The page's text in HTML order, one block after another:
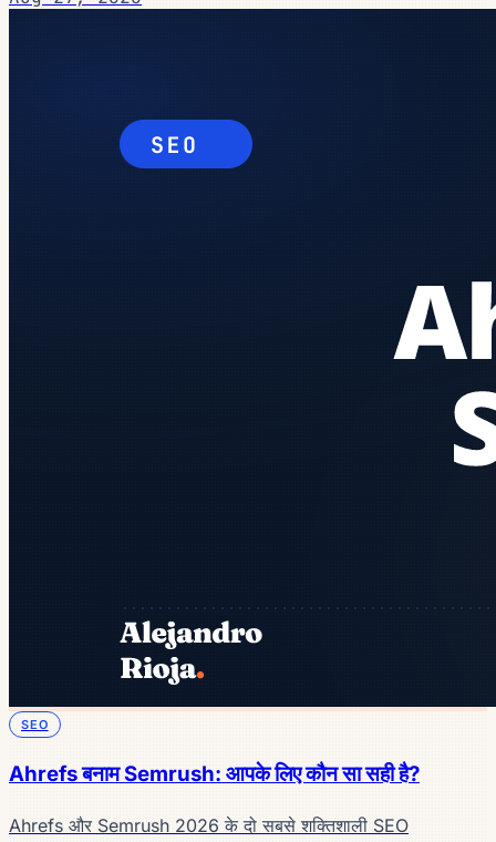
SEO
Ahrefs बनाम Semrush: आपके लिए कौन सा सही है?
Ahrefs और Semrush 2026 के दो सबसे शक्तिशाली SEO